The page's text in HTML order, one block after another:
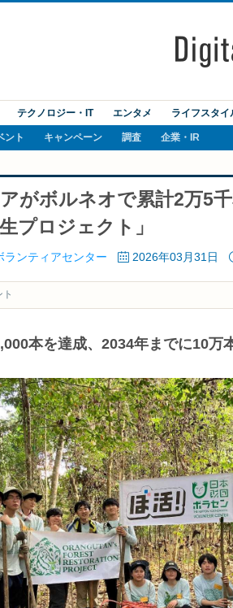
テクノロジー・IT エンタメ ライフスタイ
ント キャンペーン 調査 企業・IR
がボルネオで累計2万5
プロジェクト」
ランティアセンター 2026年03月31日
本を達成、2034年までに10万